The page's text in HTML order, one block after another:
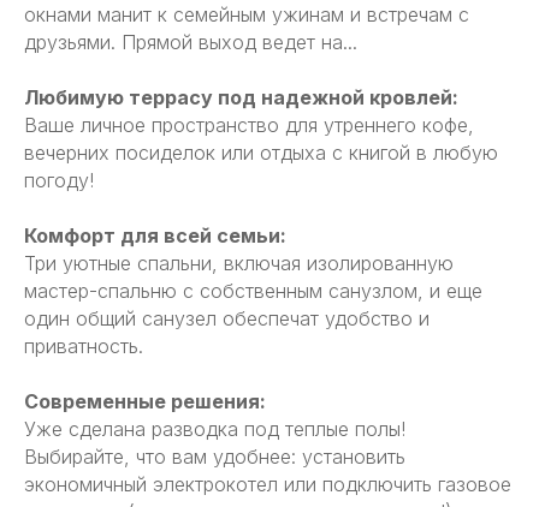
окнами манит к семейным ужинам и встречам с
друзьями. Прямой выход ведет на...
Любимую террасу под надежной кровлей:
Ваше личное пространство для утреннего кофе,
вечерних посиделок или отдыха с книгой в любую
погоду!
Комфорт для всей семьи:
Три уютные спальни, включая изолированную
мастер-спальню с собственным санузлом, и еще
один общий санузел обеспечат удобство и
приватность.
Современные решения:
Уже сделана разводка под теплые полы!
Выбирайте, что вам удобнее: установить
экономичный электрокотел или подключить газовое